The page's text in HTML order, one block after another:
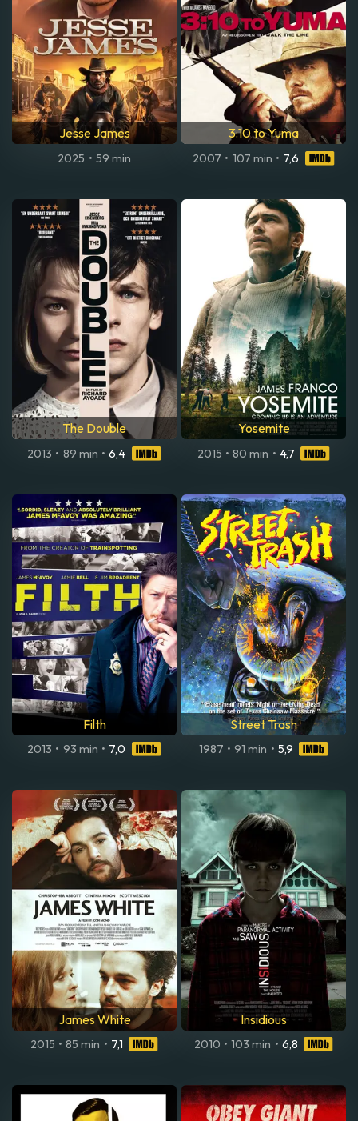
Jesse James
2025 • 59 min
3:10 to Yuma
2007 • 107 min • 7,6
The Double
2013 • 89 min • 6,4
Yosemite
2015 • 80 min • 4,7
Filth
2013 • 93 min • 7,0
Street Trash
1987 • 91 min • 5,9
James White
2015 • 85 min • 7,1
Insidious
2010 • 103 min • 6,8